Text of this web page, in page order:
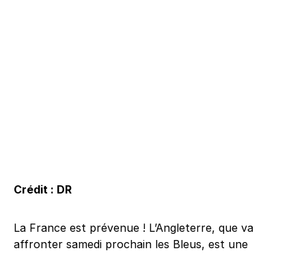
Crédit : DR
La France est prévenue ! L’Angleterre, que va
affronter samedi prochain les Bleus, est une